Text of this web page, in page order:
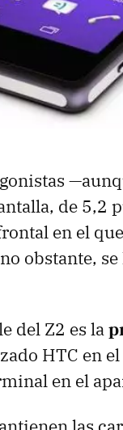
de 5,2
en el
obstante,
del Z2 es la
HTC en
en el